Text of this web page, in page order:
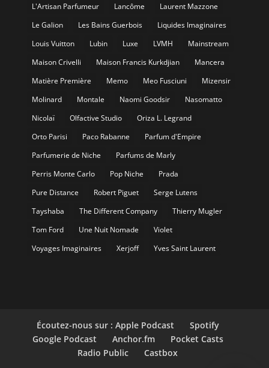
L'Artisan Parfumeur
Lancôme
Laurent Mazzone
Le Galion
Les Bains Guerbois
Liquides Imaginaires
Louis Vuitton
Lubin Luxe LVMH
Mainstream
Maison Crivelli
Maison Francis Kurkdjian
Mancera
Matière Première
Memo Meo Fusciuni
Mizensir
Molinard
Montale Naomi Goodsir
Nasomatto
Nicolaï
Olfactive Studio
Oriza L. Legrand
Orto Parisi
Paco Rabanne
Parfum d'Empire
Parfumerie de Niche
Parfums de Marly
Perris Monte Carlo
Pop Niche
Prada
Pure Distance
Robert Piguet
Serge Lutens
Tayshaba
The Different Company
Thierry Mugler
Tom Ford
Une Nuit Nomade
Violet
Voyages Imaginaires
Xerjoff Yves Saint Laurent
Écoutez-nous sur : Apple Podcast
Spotify
Google Podcast
Anchor.fm
Pocket Casts
Radio Public
Castbox